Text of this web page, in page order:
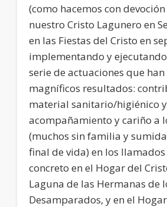
(como hacemos con
nuestro Cristo Lagunero en
en las Fiestas del Cristo en
implementando y
serie de actuaciones que
magníficos resultados:
material sanitario/higiénico y
acompañamiento y cariño a
(muchos sin familia y
final de vida) en los llamados
concreto en el Hogar del
Laguna de las Hermanas de
Desamparados, y en el